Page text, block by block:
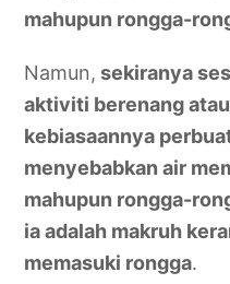
mahupun rongga-
Namun, sekiranya
aktiviti berenang
kebiasaannya
menyebabkan air
mahupun rongga-
ia adalah makruh
memasuki rongga.